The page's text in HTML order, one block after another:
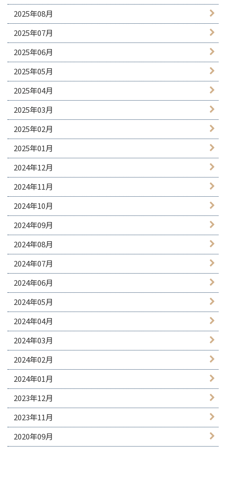
2025年08月
2025年07月
2025年06月
2025年05月
2025年04月
2025年03月
2025年02月
2025年01月
2024年12月
2024年11月
2024年10月
2024年09月
2024年08月
2024年07月
2024年06月
2024年05月
2024年04月
2024年03月
2024年02月
2024年01月
2023年12月
2023年11月
2020年09月